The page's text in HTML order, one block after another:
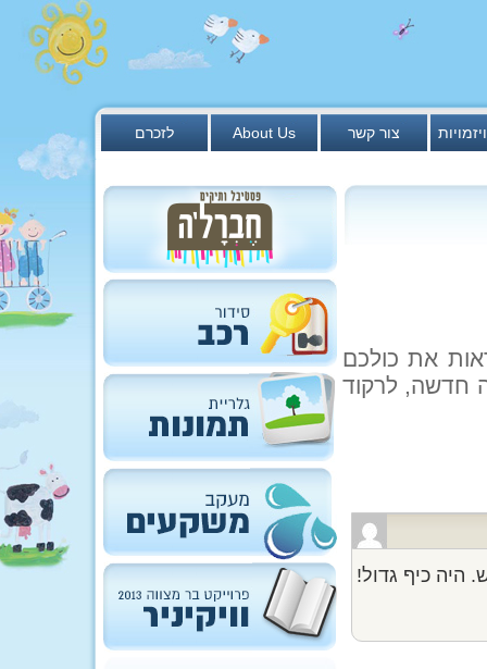
לזכרם About Us צור קשר
את כולכם
שנה חדשה, לרקוד
כיף גדול!